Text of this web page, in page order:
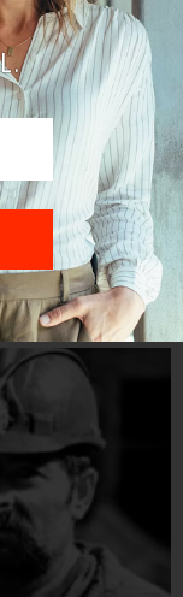
na Ekspo
učesnice
gde će predstaviti